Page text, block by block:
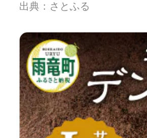
出典：さとふる